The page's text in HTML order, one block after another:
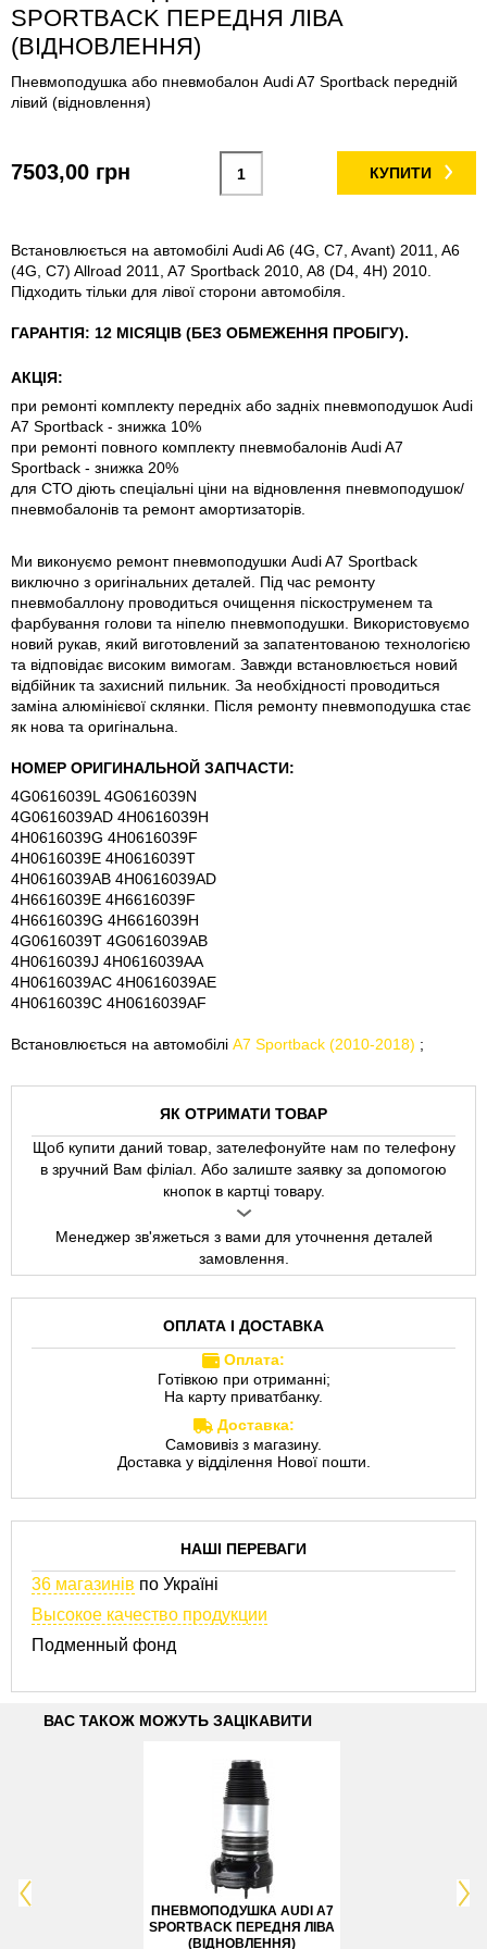
SPORTBACK ПЕРЕДНЯ ЛІВА
(ВІДНОВЛЕННЯ)
Пневмоподушка або пневмобалон Audi A7 Sportback передній
лівий (відновлення)
7503,00 грн КУПИТИ
Встановлюється на автомобілі Audi A6 (4G, C7, Avant) 2011, A6
(4G, C7) Allroad 2011, A7 Sportback 2010, A8 (D4, 4H) 2010.
Підходить тільки для лівої сторони автомобіля.
ГАРАНТІЯ: 12 МІСЯЦІВ (БЕЗ ОБМЕЖЕННЯ ПРОБІГУ).
АКЦІЯ:
при ремонті комплекту передніх або задніх пневмоподушок Audi
A7 Sportback - знижка 10%
при ремонті повного комплекту пневмобалонів Audi A7
Sportback - знижка 20%
для СТО діють спеціальні ціни на відновлення пневмоподушок/
пневмобалонів та ремонт амортизаторів.
Ми виконуємо ремонт пневмоподушки Audi A7 Sportback
виключно з оригінальних деталей. Під час ремонту
пневмобаллону проводиться очищення піскоструменем та
фарбування голови та ніпелю пневмоподушки. Використовуємо
новий рукав, який виготовлений за запатентованою технологією
та відповідає високим вимогам. Завжди встановлюється новий
відбійник та захисний пильник. За необхідності проводиться
заміна алюмінієвої склянки. Після ремонту пневмоподушка стає
як нова та оригінальна.
НОМЕР ОРИГИНАЛЬНОЙ ЗАПЧАСТИ:
4G0616039L 4G0616039N
4G0616039AD 4H0616039H
4H0616039G 4H0616039F
4H0616039E 4H0616039T
4H0616039AB 4H0616039AD
4H6616039E 4H6616039F
4H6616039G 4H6616039H
4G0616039T 4G0616039AB
4H0616039J 4H0616039AA
4H0616039AC 4H0616039AE
4H0616039C 4H0616039AF
Встановлюється на автомобілі A7 Sportback (2010-2018) ;
ЯК ОТРИМАТИ ТОВАР
Щоб купити даний товар, зателефонуйте нам по телефону
в зручний Вам філіал. Або залиште заявку за допомогою
кнопок в картці товару.
Менеджер зв'яжеться з вами для уточнення деталей
замовлення.
ОПЛАТА І ДОСТАВКА
Оплата:
Готівкою при отриманні;
На карту приватбанку.
Доставка:
Самовивіз з магазину.
Доставка у відділення Нової пошти.
НАШІ ПЕРЕВАГИ
36 магазинів по Україні
Высокое качество продукции
Подменный фонд
ВАС ТАКОЖ МОЖУТЬ ЗАЦІКАВИТИ
ПНЕВМОПОДУШКА AUDI A7
SPORTBACK ПЕРЕДНЯ ЛІВА
(ВІДНОВЛЕННЯ)
ПНЕВМОПОДУШКА